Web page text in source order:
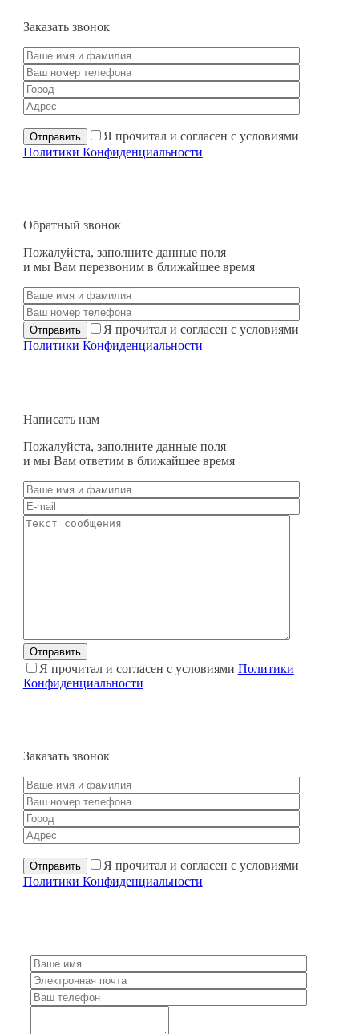
Заказать звонок
Я прочитал и согласен с условиями
Политики Конфиденциальности
Обратный звонок
Пожалуйста, заполните данные поля
и мы Вам перезвоним в ближайшее время
Я прочитал и согласен с условиями
Политики Конфиденциальности
Написать нам
Пожалуйста, заполните данные поля
и мы Вам ответим в ближайшее время
Я прочитал и согласен с условиями Политики
Конфиденциальности
Заказать звонок
Я прочитал и согласен с условиями
Политики Конфиденциальности